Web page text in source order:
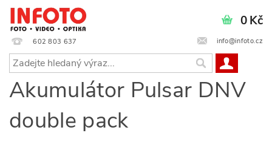
602 803 637 info@infoto.cz
0 Kč
Akumulátor Pulsar DNV
double pack